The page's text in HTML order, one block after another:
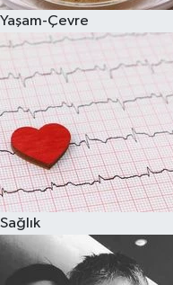
Yaşam-Çevre
Sağlık